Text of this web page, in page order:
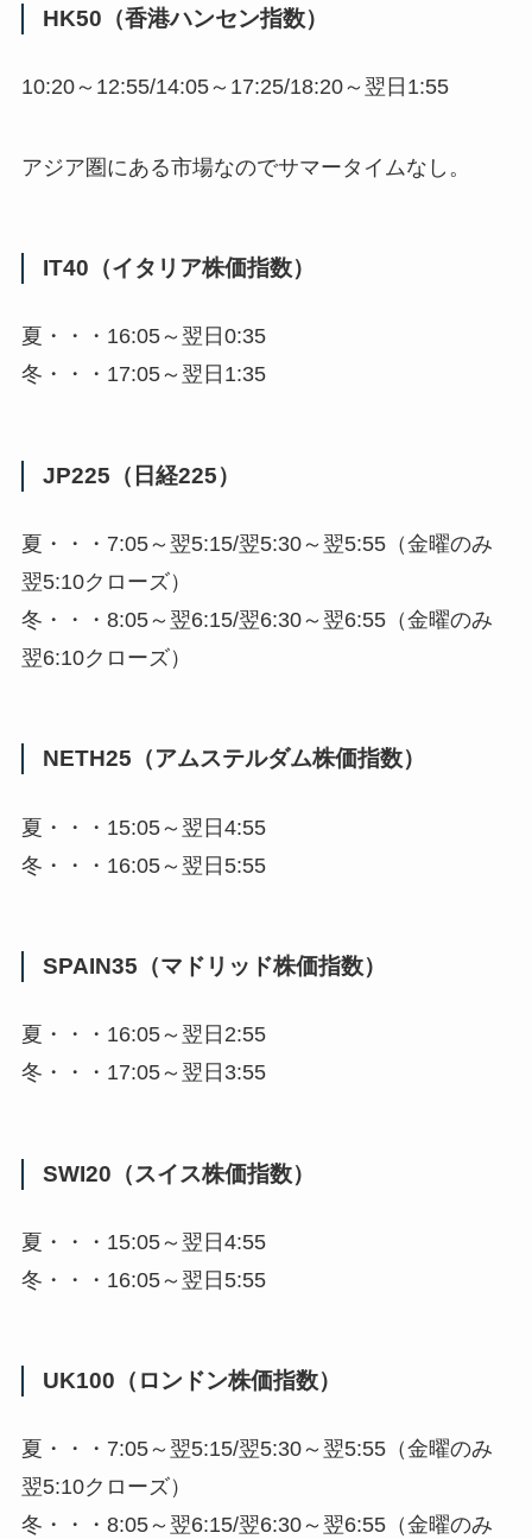
HK50（香港ハンセン指数）
10:20～12:55/14:05～17:25/18:20～翌日1:55
アジア圏にある市場なのでサマータイムなし。
IT40（イタリア株価指数）
夏・・・16:05～翌日0:35
冬・・・17:05～翌日1:35
JP225（日経225）
夏・・・7:05～翌5:15/翌5:30～翌5:55（金曜のみ
翌5:10クローズ）
冬・・・8:05～翌6:15/翌6:30～翌6:55（金曜のみ
翌6:10クローズ）
NETH25（アムステルダム株価指数）
夏・・・15:05～翌日4:55
冬・・・16:05～翌日5:55
SPAIN35（マドリッド株価指数）
夏・・・16:05～翌日2:55
冬・・・17:05～翌日3:55
SWI20（スイス株価指数）
夏・・・15:05～翌日4:55
冬・・・16:05～翌日5:55
UK100（ロンドン株価指数）
夏・・・7:05～翌5:15/翌5:30～翌5:55（金曜のみ
翌5:10クローズ）
冬・・・8:05～翌6:15/翌6:30～翌6:55（金曜のみ